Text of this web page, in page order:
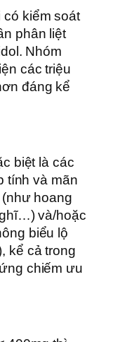
có kiểm soát
phân liệt
Nhóm
các triệu
đáng kể
biệt là các
tính và mãn
hoang
và/hoặc
biểu lộ
kể cả trong
chiếm ưu